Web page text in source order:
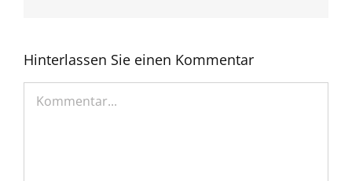
Hinterlassen Sie einen Kommentar
Kommentar